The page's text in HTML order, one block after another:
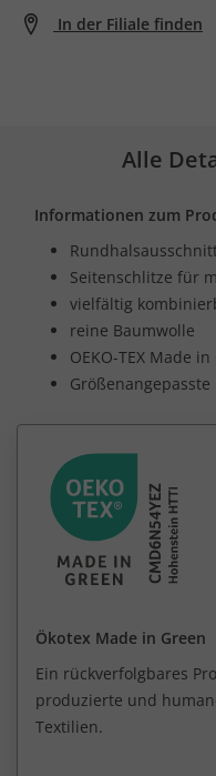
In der Filiale finden
Alle
Informationen zum
Seitenschlitze für
vielfältig
reine Baumwolle
OEKO-TEX Made in
Größenangepasste
Ökotex Made in Green
Ein rückverfolgbares
produzierte und
Textilien.